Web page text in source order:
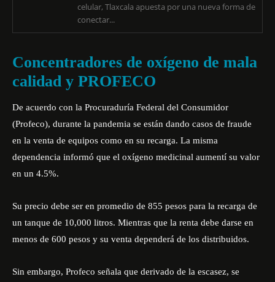
celular, Tlaxcala apuesta por una nueva forma de
conectar...
Concentradores de oxígeno de mala
calidad y PROFECO
De acuerdo con la Procuraduría Federal del Consumidor
(Profeco), durante la pandemia se están dando casos de fraude
en la venta de equipos como en su recarga. La misma
dependencia informó que el oxígeno medicinal aumentí su valor
en un 4.5%.
Su precio debe ser en promedio de 855 pesos para la recarga de
un tanque de 10,000 litros. Mientras que la renta debe darse en
menos de 600 pesos y su venta dependerá de los distribuidos.
Sin embargo, Profeco señala que derivado de la escasez, se